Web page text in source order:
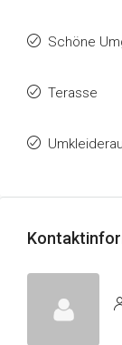
Schöne
Terasse